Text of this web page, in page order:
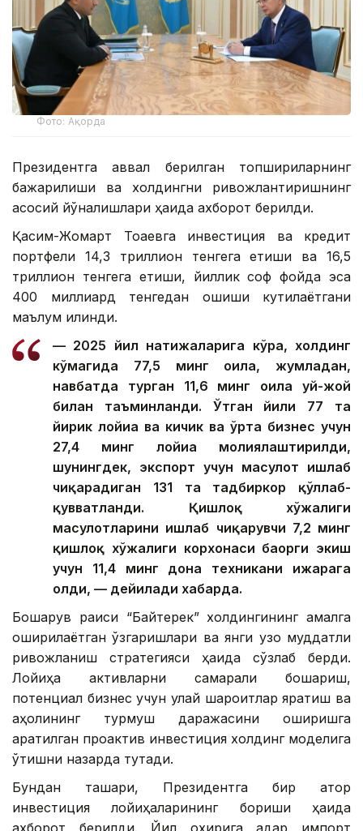
Фото: Ақорда
Президентга аввал берилган топшириқларнинг
бажарилиши ва холдингни ривожлантиришнинг
асосий йўналишлари ҳақида ахборот берилди.
Қасим-Жомарт Тоқаевга инвестиция ва кредит
портфели 14,3 триллион тенгега етиши ва 16,5
триллион тенгега етиши, йиллик соф фойда эса
400 миллиард тенгедан ошиши кутилаётгани
маълум қилинди.
— 2025 йил натижаларига кўра, холдинг
кўмагида 77,5 минг оила, жумладан,
навбатда турган 11,6 минг оила уй-жой
билан таъминланди. Ўтган йили 77 та
йирик лойиҳа ва кичик ва ўрта бизнес учун
27,4 минг лойиҳа молиялаштирилди,
шунингдек, экспорт учун маҳсулот ишлаб
чиқарадиган 131 та тадбиркор қўллаб-
қувватланди. Қишлоқ хўжалиги
маҳсулотларини ишлаб чиқарувчи 7,2 минг
қишлоқ хўжалиги корхонаси баҳорги экиш
учун 11,4 минг дона техникани ижарага
олди, — дейилади хабарда.
Бошқарув раиси “Байтерек” холдингининг амалга
оширилаётган ўзгаришлари ва янги узоқ муддатли
ривожланиш стратегияси ҳақида сўзлаб берди.
Лойиҳа активларни самарали бошқариш,
потенциал бизнес учун қулай шароитлар яратиш ва
аҳолининг турмуш даражасини оширишга
қаратилган проактив инвестиция холдинг моделига
ўтишни назарда тутади.
Бундан ташқари, Президентга бир қатор
инвестиция лойиҳаларининг бориши ҳақида
ахборот берилди. Йил охирига қадар импорт